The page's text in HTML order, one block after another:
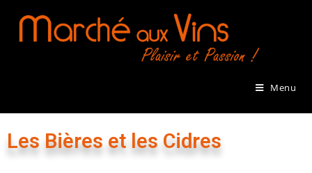
Menu
Les Bières et les Cidres